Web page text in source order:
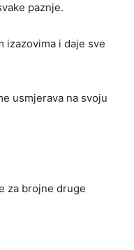
paznje.
izazovima i daje sve
usmjerava na svoju
za brojne druge